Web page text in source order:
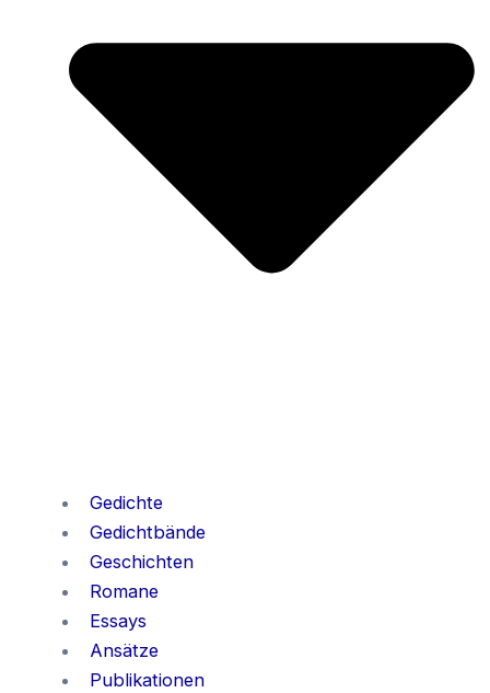
Gedichte
Gedichtbände
Geschichten
Romane
Essays
Ansätze
Publikationen